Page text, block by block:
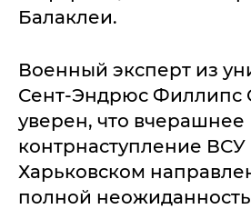
Балаклеи.
Военный эксперт из
Сент-Эндрюс Филлипс
уверен, что вчерашнее
контрнаступление ВСУ
Харьковском
полной